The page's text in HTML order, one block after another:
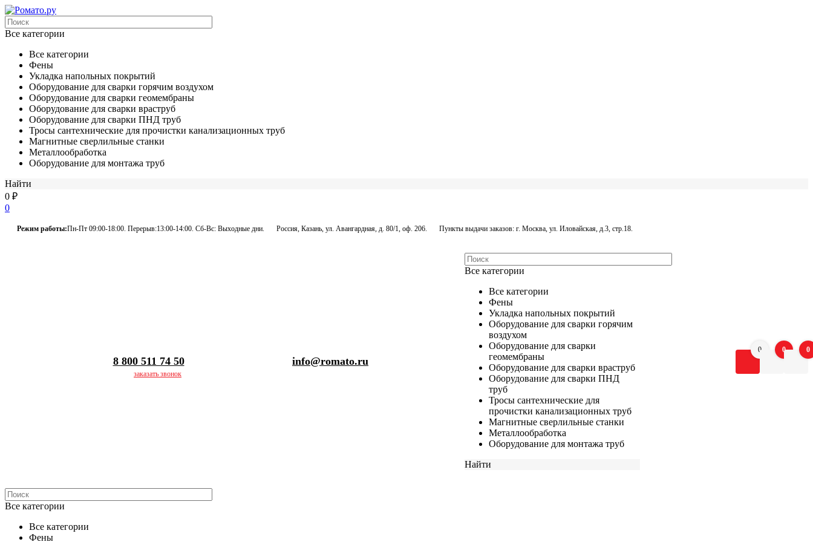
Все категории
Все категории
Фены
Укладка напольных покрытий
Оборудование для сварки горячим воздухом
Оборудование для сварки геомембраны
Оборудование для сварки враструб
Оборудование для сварки ПНД труб
Тросы сантехнические для прочистки канализационных труб
Магнитные сверлильные станки
Металлообработка
Оборудование для монтажа труб
Найти
0 ₽
0
Режим работы:Пн-Пт 09:00-18:00. Перерыв:13:00-14:00. Сб-Вс: Выходные дни. Россия, Казань, ул. Авангардная, д. 80/1, оф. 206. Пункты выдачи заказов: г. Москва, ул. Иловайская, д.3, стр.18.
8 800 511 74 50
заказать звонок
info@romato.ru
Все категории
Все категории
Фены
Укладка напольных покрытий
Оборудование для сварки горячим
воздухом
Оборудование для сварки
геомембраны
Оборудование для сварки враструб
Оборудование для сварки ПНД
труб
Тросы сантехнические для
прочистки канализационных труб
Магнитные сверлильные станки
Металлообработка
Оборудование для монтажа труб
Найти
0 0 0
Все категории
Все категории
Фены